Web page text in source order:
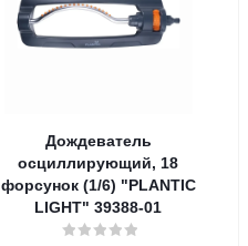
Дождеватель
осциллирующий, 18
форсунок (1/6) "PLANTIC
LIGHT" 39388-01